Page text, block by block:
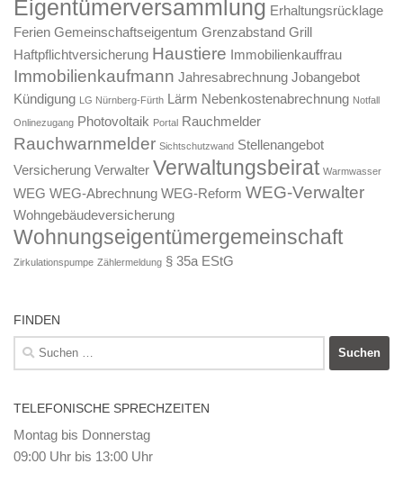
Eigentümerversammlung Erhaltungsrücklage
Ferien Gemeinschaftseigentum Grenzabstand Grill
Haftpflichtversicherung Haustiere Immobilienkauffrau
Immobilienkaufmann Jahresabrechnung Jobangebot
Kündigung LG Nürnberg-Fürth Lärm Nebenkostenabrechnung Notfall
Onlinezugang Photovoltaik Portal Rauchmelder
Rauchwarnmelder Sichtschutzwand Stellenangebot
Versicherung Verwalter Verwaltungsbeirat Warmwasser
WEG WEG-Abrechnung WEG-Reform WEG-Verwalter
Wohngebäudeversicherung
Wohnungseigentümergemeinschaft
Zirkulationspumpe Zählermeldung § 35a EStG
FINDEN
Suchen
nach:
TELEFONISCHE SPRECHZEITEN
Montag bis Donnerstag
09:00 Uhr bis 13:00 Uhr